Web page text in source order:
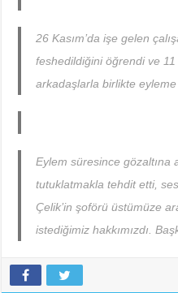
26 Kasım’da işe gelen
feshedildiğini öğrendi ve 11
arkadaşlarla birlikte eyleme
Eylem süresince gözaltına
tutuklatmakla tehdit etti,
Çelik’in şoförü üstümüze
istediğimiz hakkımızdı.